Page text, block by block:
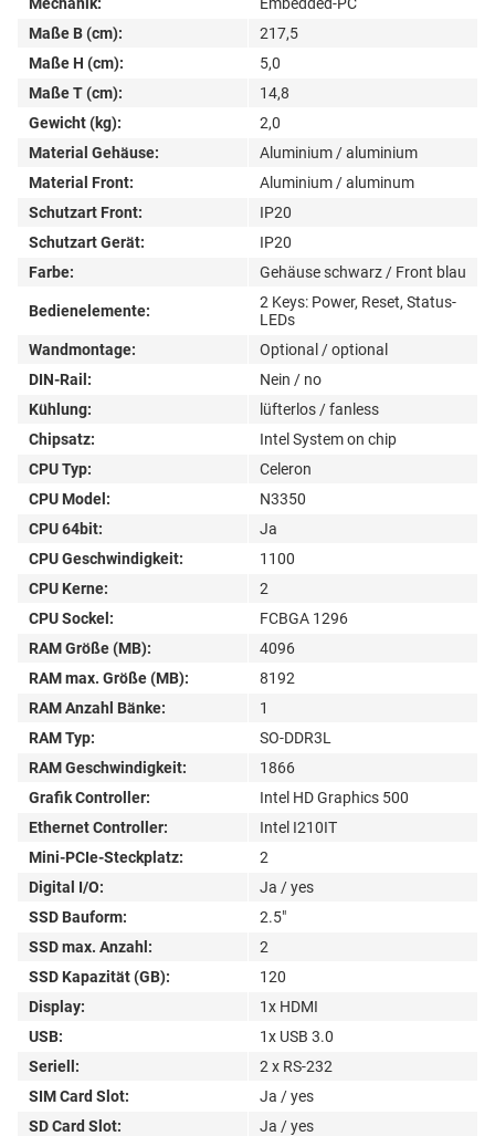
Maße B (cm):
217,5
Maße H (cm):
5,0
Maße T (cm):
14,8
Gewicht (kg):
2,0
Material Gehäuse:
Aluminium / aluminium
Material Front:
Aluminium / aluminum
Schutzart Front:
IP20
Schutzart Gerät:
IP20
Farbe:
Gehäuse schwarz / Front blau
Bedienelemente:
2 Keys: Power, Reset, Status-
LEDs
Wandmontage:
Optional / optional
DIN-Rail:
Nein / no
Kühlung:
lüfterlos / fanless
Chipsatz:
Intel System on chip
CPU Typ:
Celeron
CPU Model:
N3350
CPU 64bit:
Ja
CPU Geschwindigkeit:
1100
CPU Kerne:
2
CPU Sockel:
FCBGA 1296
RAM Größe (MB):
4096
RAM max. Größe (MB):
8192
RAM Anzahl Bänke:
1
RAM Typ:
SO-DDR3L
RAM Geschwindigkeit:
1866
Grafik Controller:
Intel HD Graphics 500
Ethernet Controller:
Intel I210IT
Mini-PCIe-Steckplatz:
2
Digital I/O:
Ja / yes
SSD Bauform:
2.5"
SSD max. Anzahl:
2
SSD Kapazität (GB):
120
Display:
1x HDMI
USB:
1x USB 3.0
Seriell:
2 x RS-232
SIM Card Slot:
Ja / yes
SD Card Slot:
Ja / yes